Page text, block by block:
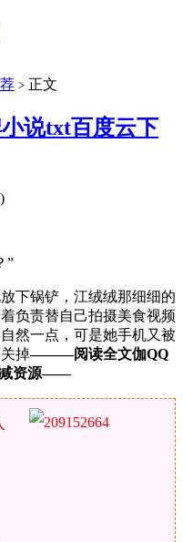
> 正文
小说txt百度云下
”
下锅铲，江绒绒那细细的
负责替自己拍摄美食视频
然一点，可是她手机又被
掉———阅读全文伽QQ
减资源—​​​​—